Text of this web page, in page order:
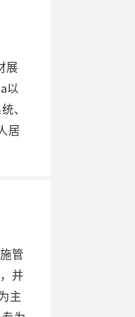
展
以
、
居
管
并
主